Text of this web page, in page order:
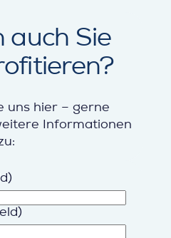
auch Sie
uns hier – gerne
Informationen